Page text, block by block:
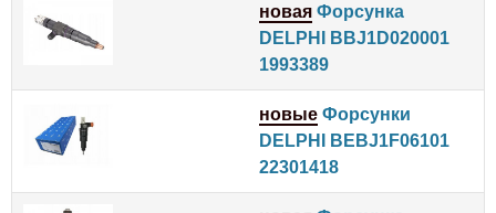
новая Форсунка
DELPHI BBJ1D020001
1993389
новые Форсунки
DELPHI BEBJ1F06101
22301418